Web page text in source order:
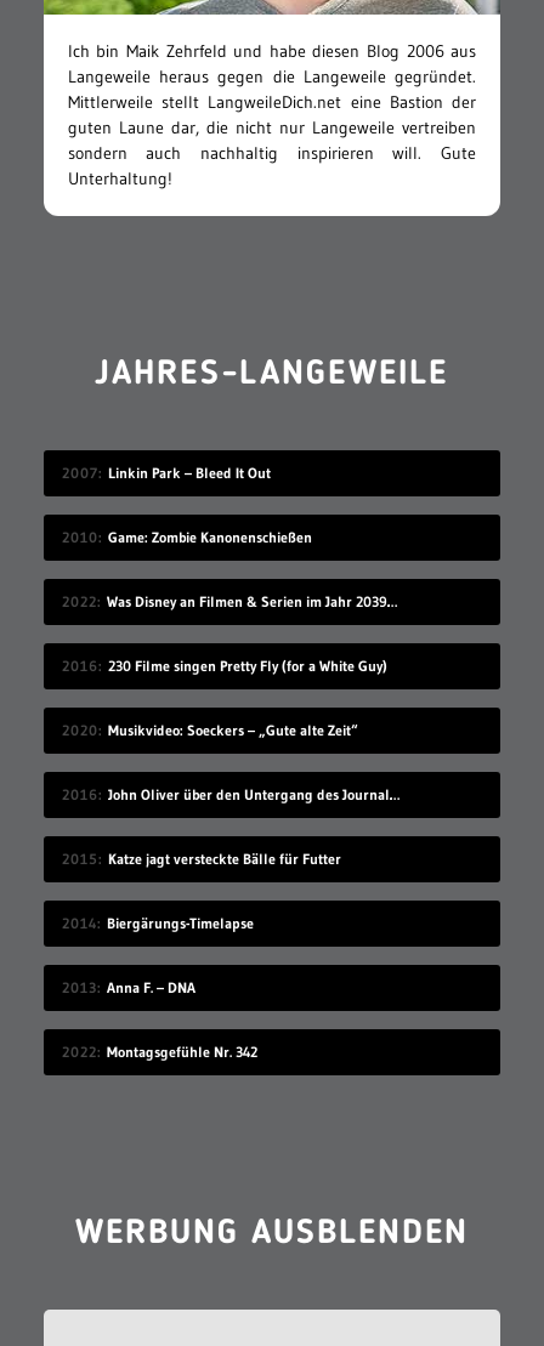
Ich bin Maik Zehrfeld und habe diesen Blog 2006 aus
Langeweile heraus gegen die Langeweile gegründet.
Mittlerweile stellt LangweileDich.net eine Bastion der
guten Laune dar, die nicht nur Langeweile vertreiben
sondern auch nachhaltig inspirieren will. Gute
Unterhaltung!
JAHRES-LANGEWEILE
2007 Linkin Park – Bleed It Out
2010 Game: Zombie Kanonenschießen
2022 Was Disney an Filmen & Serien im Jahr 2039 vorstellen wird…
2016 230 Filme singen Pretty Fly (for a White Guy)
2020 Musikvideo: Soeckers – „Gute alte Zeit“
2016 John Oliver über den Untergang des Journalismus
2015 Katze jagt versteckte Bälle für Futter
2014 Biergärungs-Timelapse
2013 Anna F. – DNA
2022 Montagsgefühle Nr. 342
WERBUNG AUSBLENDEN